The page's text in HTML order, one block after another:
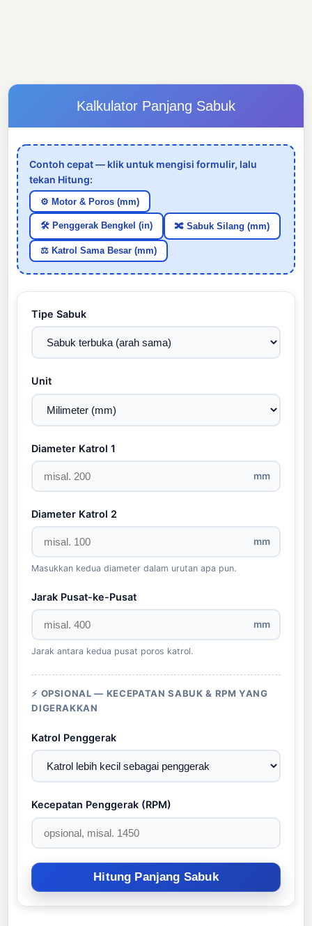
Kalkulator Panjang Sabuk
Contoh cepat — klik untuk mengisi formulir, lalu
tekan Hitung:
⚙️ Motor & Poros (mm)
🛠️ Penggerak Bengkel (in) 🔀 Sabuk Silang (mm)
⚖️ Katrol Sama Besar (mm)
Tipe Sabuk
Unit
Diameter Katrol 1
mm
Diameter Katrol 2
mm
Masukkan kedua diameter dalam urutan apa pun.
Jarak Pusat-ke-Pusat
mm
Jarak antara kedua pusat poros katrol.
⚡ OPSIONAL — KECEPATAN SABUK & RPM YANG
DIGERAKKAN
Katrol Penggerak
Kecepatan Penggerak (RPM)